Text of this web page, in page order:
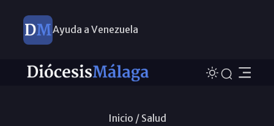
Ayuda a Venezuela
Inicio / Salud